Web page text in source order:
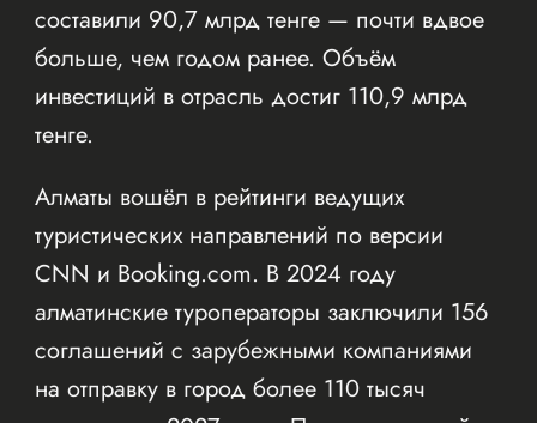
составили 90,7 млрд тенге — почти вдвое
больше, чем годом ранее. Объём
инвестиций в отрасль достиг 110,9 млрд
тенге.
Алматы вошёл в рейтинги ведущих
туристических направлений по версии
CNN и Booking.com. В 2024 году
алматинские туроператоры заключили 156
соглашений с зарубежными компаниями
на отправку в город более 110 тысяч